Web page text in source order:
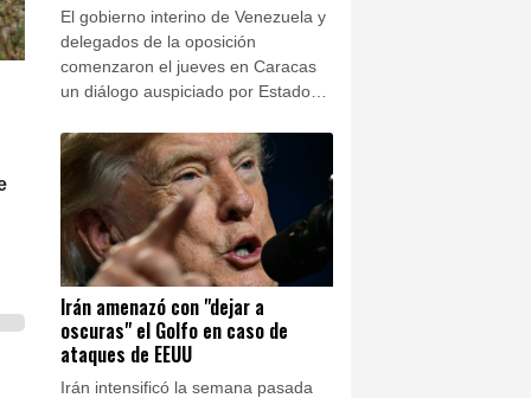
El gobierno interino de Venezuela y
delegados de la oposición
comenzaron el jueves en Caracas
un diálogo auspiciado por Estados
transición política y a elecciones.
Irán amenazó con "dejar a
oscuras" el Golfo en caso de
ataques de EEUU
Irán intensificó la semana pasada